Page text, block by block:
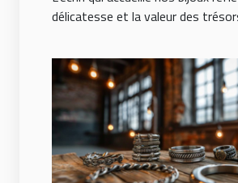
femmes
délicatesse et la valeur des